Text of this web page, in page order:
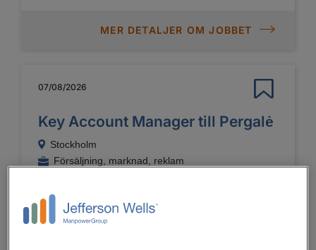
MER DETALJER OM JOBBET
07/08/2026
Key Account Manager till Pergalė
Stockholm
Försäljning, marknad, reklam
MER DETALJER OM JOBBET